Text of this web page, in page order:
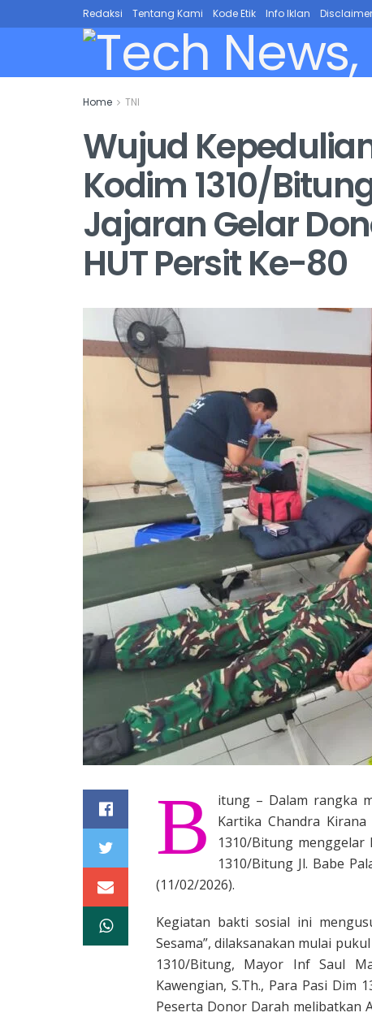
Redaksi Tentang Kami Kode Etik Info Iklan Disclaimer
Home TNI
Wujud
Kodim 1310/
Jajaran Gelar
HUT Persit Ke-80
B
itung – Dalam rangka
Kartika Chandra
1310/Bitung
1310/Bitung Jl. Babe
(11/02/2026).
Kegiatan bakti sosial ini
Sesama”, dilaksanakan mulai
1310/Bitung, Mayor Inf Saul
Kawengian, S.Th., Para Pasi Dim
Peserta Donor Darah melibatkan